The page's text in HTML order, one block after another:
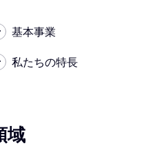
基本事業
私たちの特長
域